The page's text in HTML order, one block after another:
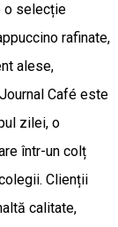
o selecție
rafinate,
alese,
Café este
zilei, o
într-un colț
Clienții
calitate,